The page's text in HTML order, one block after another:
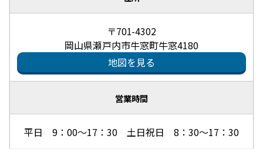
〒701-4302
岡山県瀬戸内市牛窓町牛窓4180
地図を見る
営業時間
平日 9：00～17：30 土日祝日 8：30～17：30